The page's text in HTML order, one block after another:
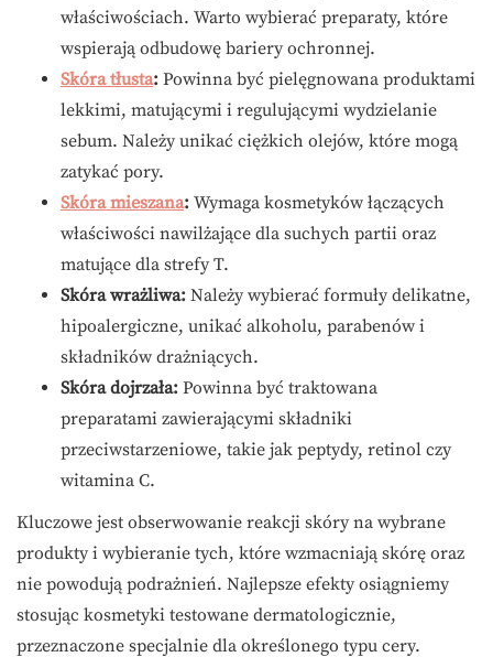
właściwościach. Warto wybierać preparaty, które
wspierają odbudowę bariery ochronnej.
Skóra tłusta: Powinna być pielęgnowana produktami
lekkimi, matującymi i regulującymi wydzielanie
sebum. Należy unikać ciężkich olejów, które mogą
zatykać pory.
Skóra mieszana: Wymaga kosmetyków łączących
właściwości nawilżające dla suchych partii oraz
matujące dla strefy T.
Skóra wrażliwa: Należy wybierać formuły delikatne,
hipoalergiczne, unikać alkoholu, parabenów i
składników drażniących.
Skóra dojrzała: Powinna być traktowana
preparatami zawierającymi składniki
przeciwstarzeniowe, takie jak peptydy, retinol czy
witamina C.
Kluczowe jest obserwowanie reakcji skóry na wybrane
produkty i wybieranie tych, które wzmacniają skórę oraz
nie powodują podrażnień. Najlepsze efekty osiągniemy
stosując kosmetyki testowane dermatologicznie,
przeznaczone specjalnie dla określonego typu cery.